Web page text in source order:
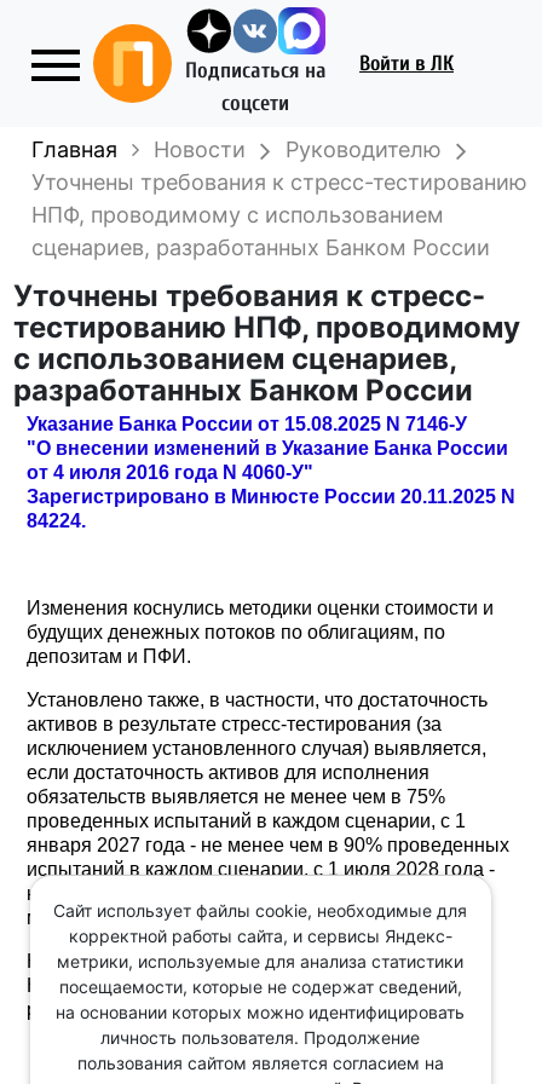
Подписаться на
соцсети
Войти в ЛК
Главная Новости
Руководителю
Уточнены требования к стресс-тестированию
НПФ, проводимому с использованием
сценариев, разработанных Банком России
Уточнены требования к стресс-
тестированию НПФ, проводимому
с использованием сценариев,
разработанных Банком России
Указание Банка России от 15.08.2025 N 7146-У
"О внесении изменений в Указание Банка России
от 4 июля 2016 года N 4060-У"
Зарегистрировано в Минюсте России 20.11.2025 N
84224.
Изменения коснулись методики оценки стоимости и
будущих денежных потоков по облигациям, по
депозитам и ПФИ.
Установлено также, в частности, что достаточность
активов в результате стресс-тестирования (за
исключением установленного случая) выявляется,
если достаточность активов для исполнения
обязательств выявляется не менее чем в 75%
проведенных испытаний в каждом сценарии, с 1
января 2027 года - не менее чем в 90% проведенных
испытаний в каждом сценарии, с 1 июля 2028 года -
не менее чем в 92,5%, с 1 января 2030 года - не
менее чем в 95%.
Кроме того, указанием предусмотрена обязанность
НПФ направить в Банк России уведомление по
результатам проведенного стресс-тестирования.
Сайт использует файлы cookie, необходимые для
корректной работы сайта, и сервисы Яндекс-
метрики, используемые для анализа статистики
посещаемости, которые не содержат сведений,
на основании которых можно идентифицировать
личность пользователя. Продолжение
пользования сайтом является согласием на